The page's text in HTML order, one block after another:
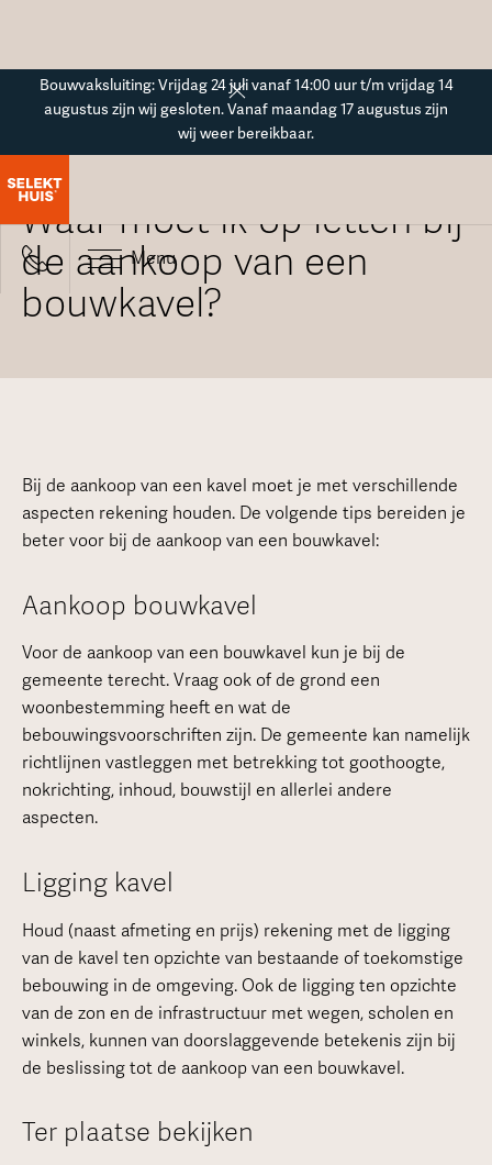
Bouwvaksluiting: Vrijdag 24 juli vanaf 14:00 uur t/m vrijdag 14
augustus zijn wij gesloten. Vanaf maandag 17 augustus zijn
wij weer bereikbaar.
Menu
Waar moet ik op letten bij
de aankoop van een
bouwkavel?
Bij de aankoop van een kavel moet je met verschillende
aspecten rekening houden. De volgende tips bereiden je
beter voor bij de aankoop van een bouwkavel:
Aankoop bouwkavel
Voor de aankoop van een bouwkavel kun je bij de
gemeente terecht. Vraag ook of de grond een
woonbestemming heeft en wat de
bebouwingsvoorschriften zijn. De gemeente kan namelijk
richtlijnen vastleggen met betrekking tot goothoogte,
nokrichting, inhoud, bouwstijl en allerlei andere
aspecten.
Ligging kavel
Houd (naast afmeting en prijs) rekening met de ligging
van de kavel ten opzichte van bestaande of toekomstige
bebouwing in de omgeving. Ook de ligging ten opzichte
van de zon en de infrastructuur met wegen, scholen en
winkels, kunnen van doorslaggevende betekenis zijn bij
de beslissing tot de aankoop van een bouwkavel.
Ter plaatse bekijken